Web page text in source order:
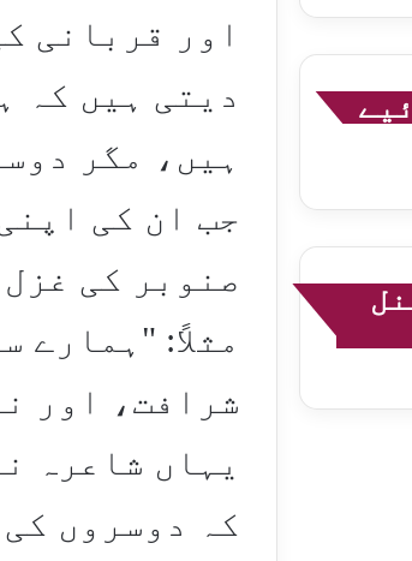
اور قربانی
دیتی ہیں کہ
ہیں، مگر
جب ان کی
صنوبر کی
مثلاً: "ہمارے
شرافت، اور
یہاں شاعرہ
کہ دوسروں